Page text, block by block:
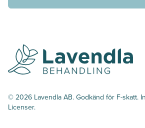
© 2026 Lavendla AB. Godkänd för F-skatt.
Licenser.